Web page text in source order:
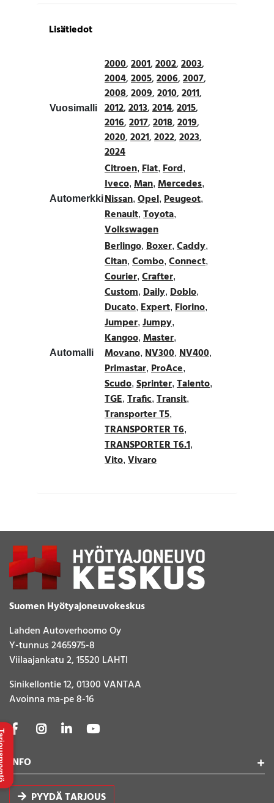
Lisätiedot
Vuosimalli
2000,2001,2002,2003,
2004,2005,2006,2007,
2008,2009,2010,2011,
2012,2013,2014,2015,
2016,2017,2018,2019,
2020,2021,2022,2023,
2024
Automerkki
Citroen, Fiat, Ford,
Iveco, Man, Mercedes,
Nissan, Opel, Peugeot,
Renault, Toyota,
Volkswagen
Automalli
Berlingo, Boxer, Caddy,
Citan, Combo, Connect,
Courier, Crafter,
Custom, Daily, Doblo,
Ducato, Expert, Fiorino,
Jumper, Jumpy,
Kangoo, Master,
Movano, NV300, NV400,
Primastar, ProAce,
Scudo, Sprinter, Talento,
TGE, Trafic, Transit,
Transporter T5,
TRANSPORTER T6,
TRANSPORTER T6.1,
Vito, Vivaro
Suomen Hyötyajoneuvokeskus
Lahden Autoverhoomo Oy
Y-tunnus 2465975-8
Viilaajankatu 2, 15520 LAHTI
Sinikellontie 12, 01300 VANTAA
Avoinna ma-pe 8-16
INFO
PYYDÄ TARJOUS